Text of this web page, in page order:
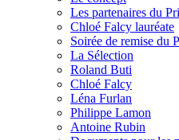
Les partenaires du
Chloé Falcy lauréate
Soirée de remise du
La Sélection
Roland Buti
Chloé Falcy
Léna Furlan
Philippe Lamon
Antoine Rubin